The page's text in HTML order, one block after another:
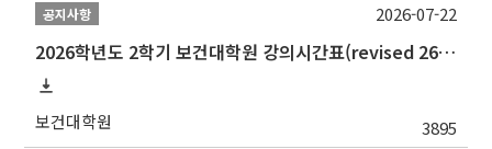
공지사항
2026학년도 2학기 보건대학원 강의시간표(revised 260803)(2026 2nd SEMESTER SNU GSPH TIMETABLE)
보건대학원 3895
2026-07-22